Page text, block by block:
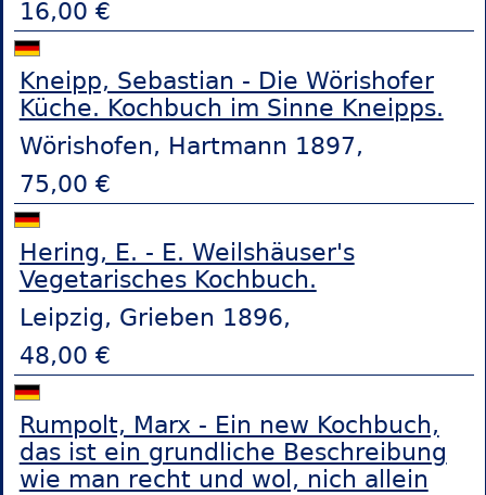
16,00 €
Kneipp, Sebastian - Die Wörishofer
Küche. Kochbuch im Sinne Kneipps.
Wörishofen, Hartmann 1897,
75,00 €
Hering, E. - E. Weilshäuser's
Vegetarisches Kochbuch.
Leipzig, Grieben 1896,
48,00 €
Rumpolt, Marx - Ein new Kochbuch,
das ist ein grundliche Beschreibung
wie man recht und wol, nich allein